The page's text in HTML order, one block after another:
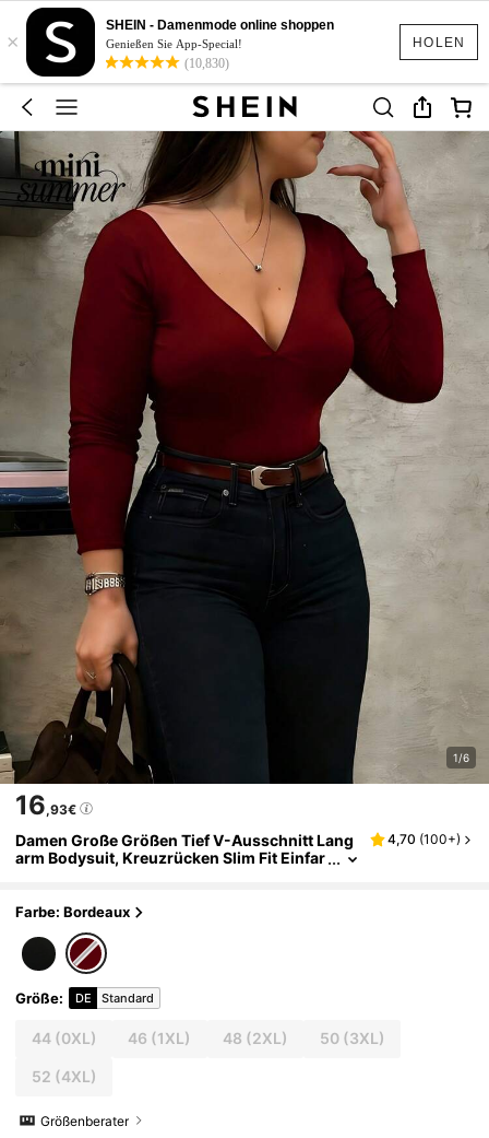
HOLEN
×
SHEIN - Damenmode online shoppen
Genießen Sie App-Special!
(10,830)
1/6
16,93€
Damen Große Größen Tief V-Ausschnitt Lang
arm Bodysuit, Kreuzrücken Slim Fit Einfar
4,70 (100+)
Farbe: Bordeaux
Größe: DE Standard
44(0XL) 46 (1XL) 48 (2XL) 50(3XL)
52 (4XL)
Größenberater